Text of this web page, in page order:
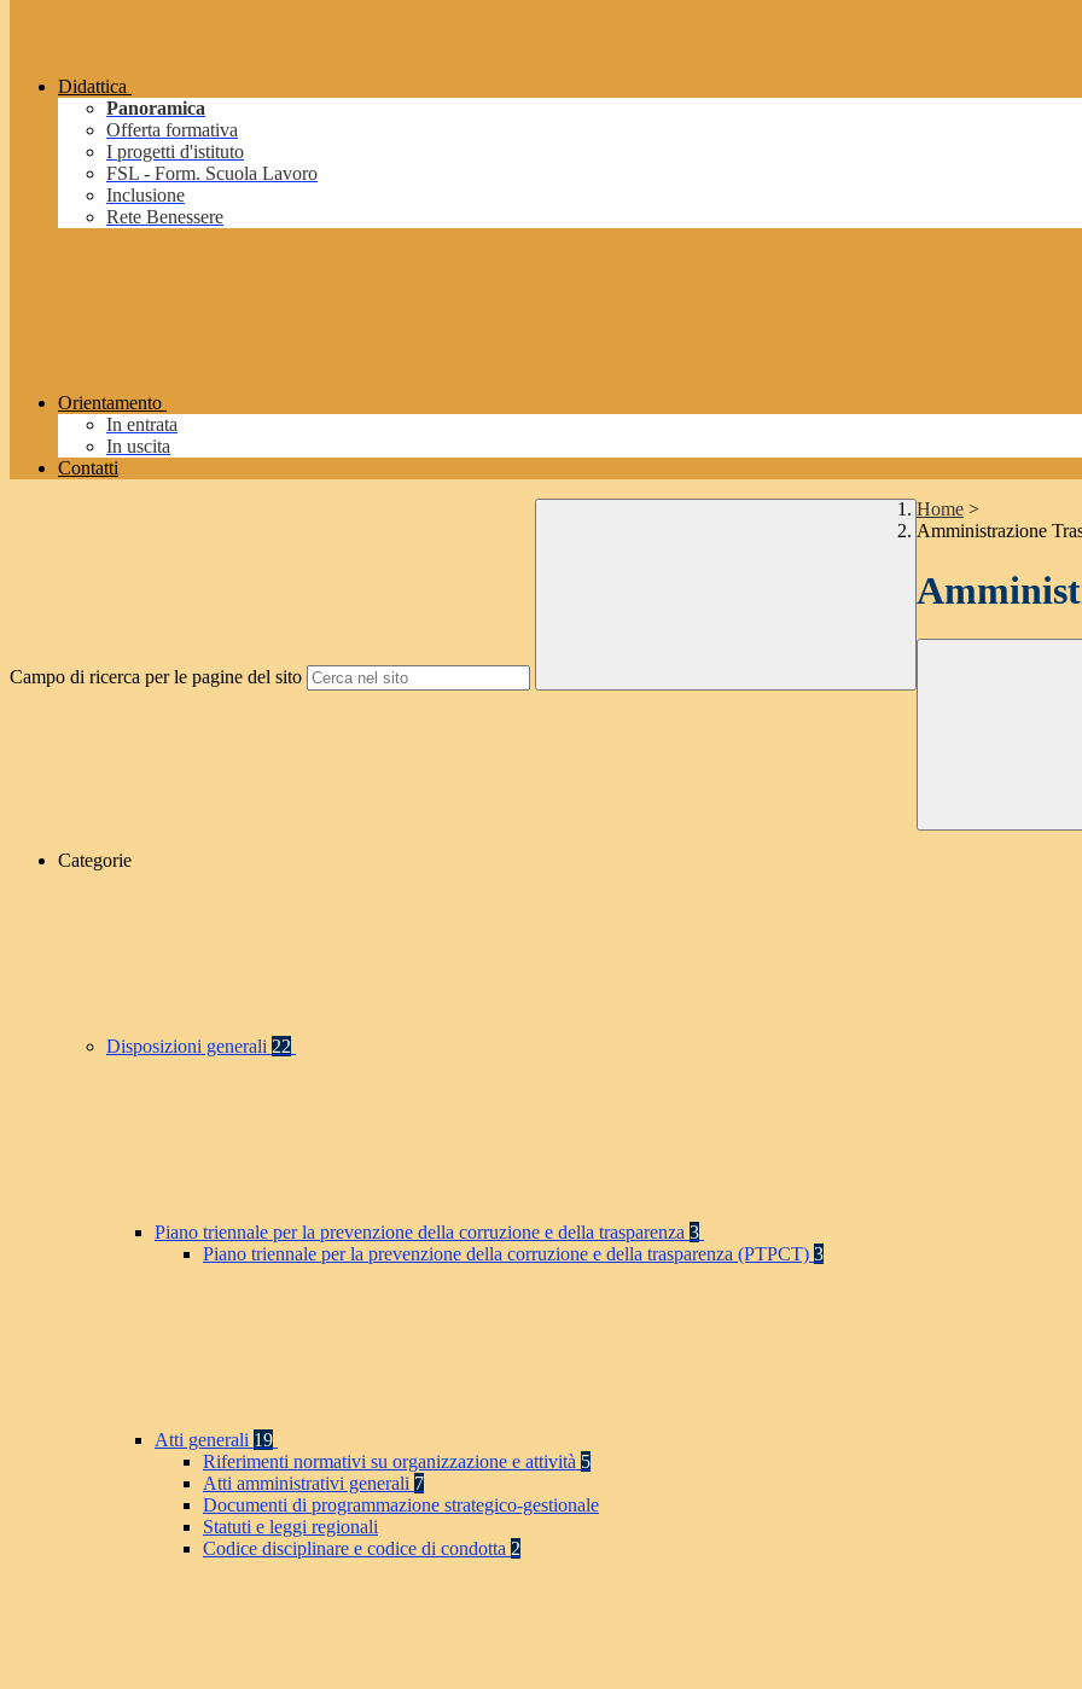
Didattica
Panoramica
Offerta formativa
I progetti d'istituto
FSL - Form. Scuola Lavoro
Inclusione
Rete Benessere
Orientamento
In entrata
In uscita
Contatti
Campo di ricerca per le pagine del sito
Home >
Amministrazione
Categorie
Disposizioni generali 22
Piano triennale per la prevenzione della corruzione e della trasparenza 3
Piano triennale per la prevenzione della corruzione e della trasparenza (PTPCT) 3
Atti generali 19
Riferimenti normativi su organizzazione e attività 5
Atti amministrativi generali 7
Documenti di programmazione strategico-gestionale
Statuti e leggi regionali
Codice disciplinare e codice di condotta 2